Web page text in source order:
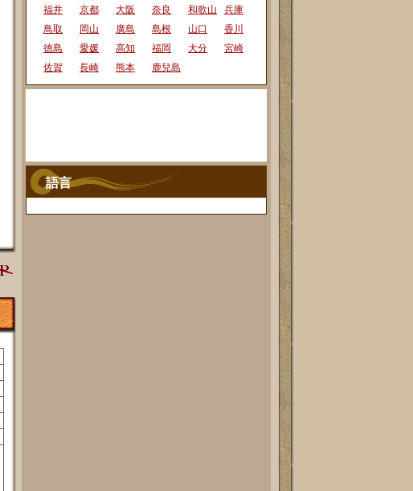
福井
京都 大阪 奈良 和歌山
兵庫
鳥取
岡山 廣島 島根 山口
香川
徳島
愛媛 高知 福岡 大分
宮崎
佐賀
長崎 熊本 鹿兒島
語言